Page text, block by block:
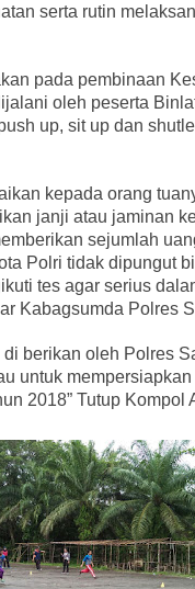
serta rutin
pada pembinaan
oleh peserta
up, sit up dan
kepada orang
janji atau jaminan
sejumlah
Polri tidak dipungut
tes agar serius
Kabagsumda Polres
berikan oleh Polres
untuk
2018” Tutup Kompol